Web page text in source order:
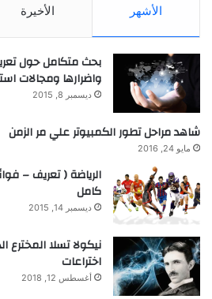
الأشهر الأخيرة
بحث متكامل حول
واضرارها ومجالات
ديسمبر 8, 2015
شاهد مراحل تطور الكمبيوتر علي مر الزمن
مايو 24, 2016
الرياضة ( تعريف –
كامل
ديسمبر 14, 2015
اختراعات
أغسطس 12, 2018